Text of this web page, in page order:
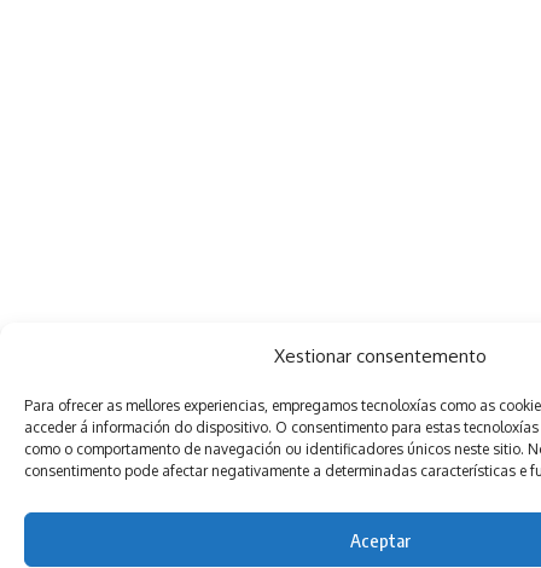
Xestionar consentemento
Para ofrecer as mellores experiencias, empregamos tecnoloxías como as
acceder á información do dispositivo. O consentimento para estas
como o comportamento de navegación ou identificadores únicos neste sitio.
consentimento pode afectar negativamente a determinadas características e
Aceptar